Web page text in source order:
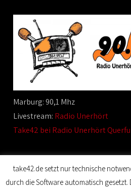
Marburg: 90,1 Mhz
Livestream: Radio Unerhört
Take42 bei Radio Unerhört
© 2020 Film Maker. All Rights
take42.de setzt nur technische
durch die Software automatisch